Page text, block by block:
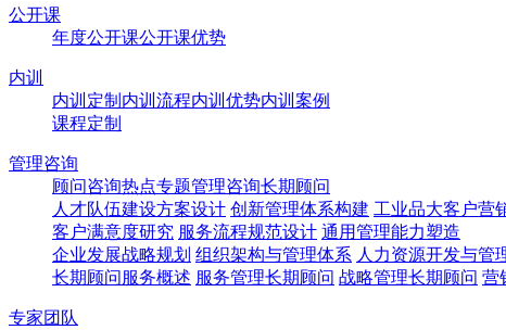
公开课
年度公开课公开课优势
内训
内训定制 内训流程内训优势内训案例
课程定制
管理咨询
顾问咨询热点专题管理咨询长期顾问
人才队伍建设方案设计 创新管理体系构建 工业品大客户营
客户满意度研究 服务流程规范设计 通用管理能力塑造
企业发展战略规划 组织架构与管理体系 人力资源开发与管
长期顾问服务概述 服务管理长期顾问 战略管理长期顾问 营
专家团队